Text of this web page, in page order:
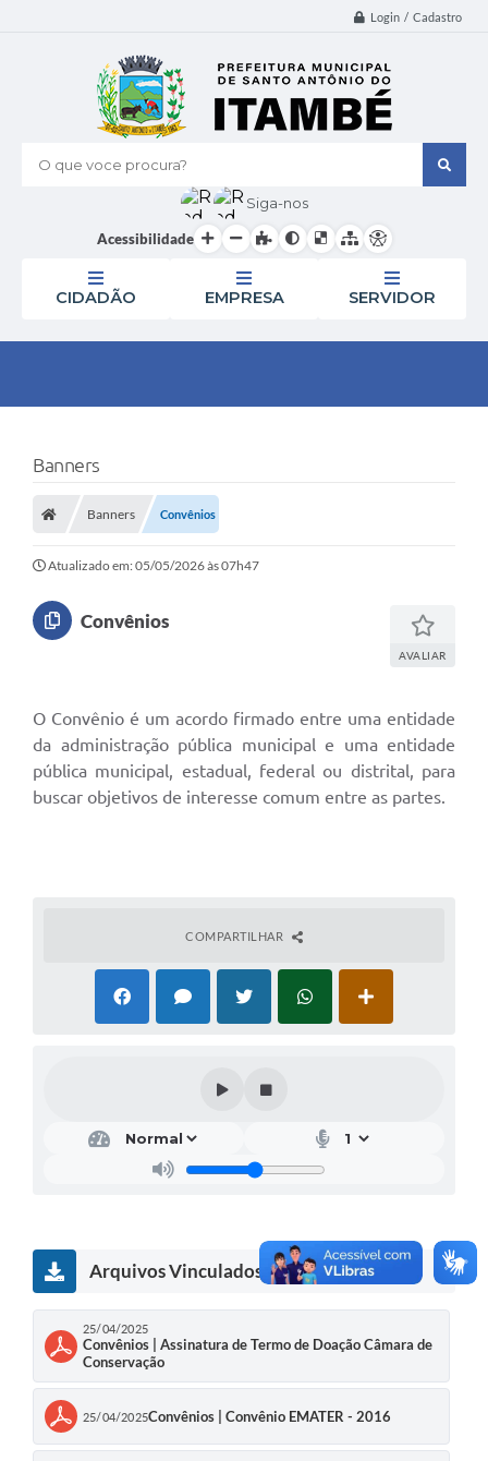
Login / Cadastro
O que voce procura?
Siga-nos
Acessibilidade
CIDADÃO EMPRESA SERVIDOR
Banners
Banners Convênios
Atualizado em: 05/05/2026 às 07h47
Convênios
AVALIAR
O Convênio é um acordo firmado entre uma entidade
da administração pública municipal e uma entidade
pública municipal, estadual, federal ou distrital, para
buscar objetivos de interesse comum entre as partes.
COMPARTILHAR
Arquivos Vinculados
25/04/2025
Convênios | Assinatura de Termo de Doação Câmara de
Conservação
25/04/2025Convênios | Convênio EMATER - 2016